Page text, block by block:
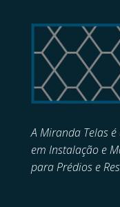
A Miranda Telas
em Instalação e
para Prédios e